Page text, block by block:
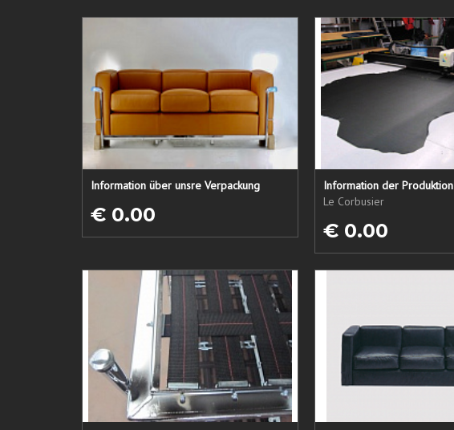
Information über unsre Verpackung
€ 0.00
Information der Produktion
Le Corbusier
€ 0.00